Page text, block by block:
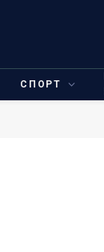
СПОРТ